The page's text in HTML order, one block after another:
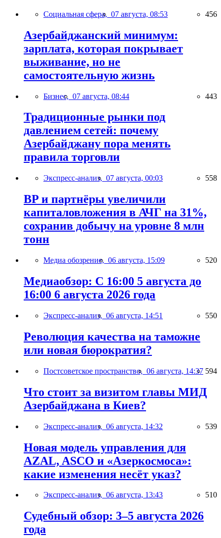
Социальная сфера, 07 августа, 08:53 456
Азербайджанский минимум:
зарплата, которая покрывает
выживание, но не
самостоятельную жизнь
Бизнес, 07 августа, 08:44 443
Традиционные рынки под
давлением сетей: почему
Азербайджану пора менять
правила торговли
Экспресс-анализ, 07 августа, 00:03 558
BP и партнёры увеличили
капиталовложения в АЧГ на 31%,
сохранив добычу на уровне 8 млн
тонн
Медиа обозрение, 06 августа, 15:09 520
Медиаобзор: С 16:00 5 августа до
16:00 6 августа 2026 года
Экспресс-анализ, 06 августа, 14:51 550
Революция качества на таможне
или новая бюрократия?
Постсоветское пространство, 06 августа, 14:37 594
Что стоит за визитом главы МИД
Азербайджана в Киев?
Экспресс-анализ, 06 августа, 14:32 539
Новая модель управления для
AZAL, ASCO и «Азеркосмоса»:
какие изменения несёт указ?
Экспресс-анализ, 06 августа, 13:43 510
Судебный обзор: 3–5 августа 2026
года